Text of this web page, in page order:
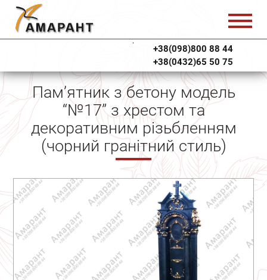
+38(098)800 88 44
+38(0432)65 50 75
Пам’ятник з бетону модель
“№17” з хрестом та
декоративним різьбленням
(чорний гранітний стиль)